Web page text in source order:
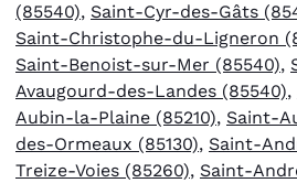
(85540), Saint-Cyr-des-Gâts
Saint-Christophe-du-Ligneron
Saint-Benoist-sur-Mer (85540),
Avaugourd-des-Landes (85540),
Aubin-la-Plaine (85210), Saint-
des-Ormeaux (85130), Saint-
Treize-Voies (85260), Saint-